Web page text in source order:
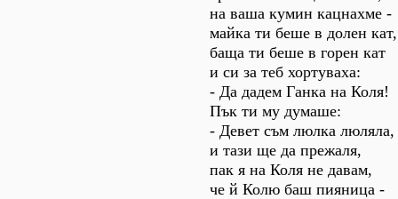
на ваша кумин кацнахме -
майка ти беше в долен кат,
баща ти беше в горен кат
и си за теб хортуваха:
- Да дадем Ганка на Коля!
Пък ти му думаше:
- Девет съм люлка люляла,
и тази ще да прежаля,
пак я на Коля не давам,
че й Колю баш пияница -